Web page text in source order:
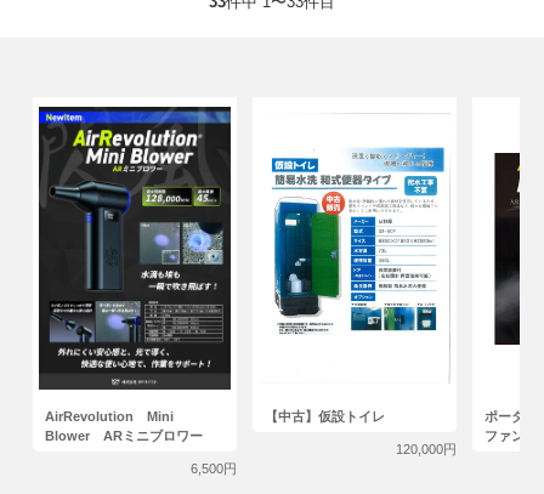
AirRevolution Mini
Blower ARミニブロワー
6,500円
【中古】仮設トイレ
120,000円
ポータブ
ファン